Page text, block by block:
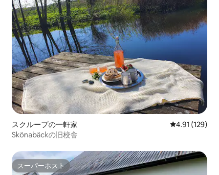
スクループの一軒家 レビュー129
4.91 (129)
Skönabäckの旧校舎
スーパーホスト
スーパーホスト